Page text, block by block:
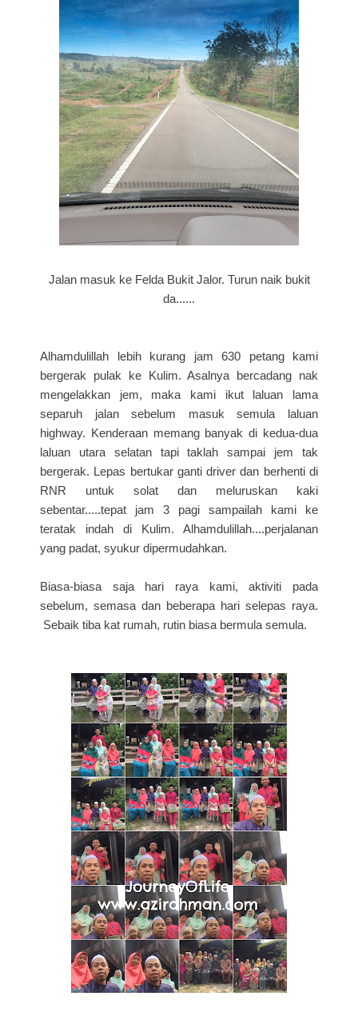
Jalan masuk ke Felda Bukit Jalor. Turun naik bukit
da......
Alhamdulillah lebih kurang jam 630 petang kami
bergerak pulak ke Kulim. Asalnya bercadang nak
mengelakkan jem, maka kami ikut laluan lama
separuh jalan sebelum masuk semula laluan
highway. Kenderaan memang banyak di kedua-dua
laluan utara selatan tapi taklah sampai jem tak
bergerak. Lepas bertukar ganti driver dan berhenti di
RNR untuk solat dan meluruskan kaki
sebentar.....tepat jam 3 pagi sampailah kami ke
teratak indah di Kulim. Alhamdulillah....perjalanan
yang padat, syukur dipermudahkan.
Biasa-biasa saja hari raya kami, aktiviti pada
sebelum, semasa dan beberapa hari selepas raya.
Sebaik tiba kat rumah, rutin biasa bermula semula.